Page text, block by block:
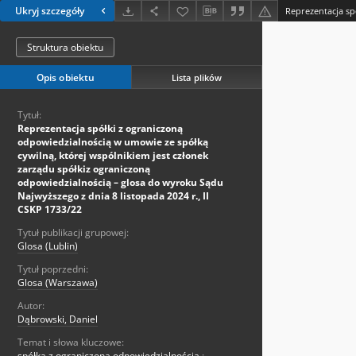
Ukryj szczegóły
Struktura obiektu
Opis obiektu Lista plików
Tytuł:
Reprezentacja spółki z ograniczoną
odpowiedzialnością w umowie ze spółką
cywilną, której wspólnikiem jest członek
zarządu spółkiz ograniczoną
odpowiedzialnością – glosa do wyroku Sądu
Najwyższego z dnia 8 listopada 2024 r., II
CSKP 1733/22
Tytuł publikacji grupowej:
Glosa (Lublin)
Tytuł poprzedni:
Glosa (Warszawa)
Autor:
Dąbrowski, Daniel
Temat i słowa kluczowe: